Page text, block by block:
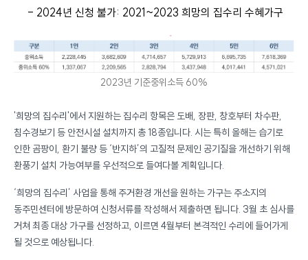
- 2024년 신청 불가: 2021~2023 희망의 집수리 수혜가구
2023년 기준중위소득 60%
'희망의 집수리'에서 지원하는 집수리 항목은 도배, 장판, 창호부터 차수판,
침수경보기 등 안전시설 설치까지 총 18종입니다. 시는 특히 올해는 습기로
인한 곰팡이, 환기 불량 등 ‘반지하’의 고질적 문제인 공기질을 개선하기 위해
환풍기 설치 가능여부를 우선적으로 들여다볼 계획입니다.
‘희망의 집수리’ 사업을 통해 주거환경 개선을 원하는 가구는 주소지의
동주민센터에 방문하여 신청서류를 작성해서 제출하면 됩니다. 3월 초 심사를
거쳐 최종 대상 가구를 선정하고, 이르면 4월부터 본격적인 수리에 들어가게
될 것으로 예상됩니다.